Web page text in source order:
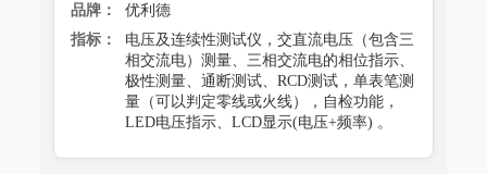
品牌：
优利德
指标：
电压及连续性测试仪，交直流电压（包含三
相交流电）测量、三相交流电的相位指示、
极性测量、通断测试、RCD测试，单表笔测
量（可以判定零线或火线），自检功能，
LED电压指示、LCD显示(电压+频率) 。